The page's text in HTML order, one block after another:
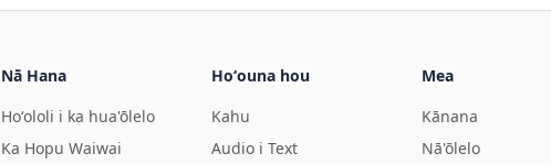
Nā Hana
Hoʻololi i ka hua'ōlelo
Ka Hopu Waiwai
Hoʻouna hou
Kahu
Audio i Text
Mea
Kānana
Nā'ōlelo